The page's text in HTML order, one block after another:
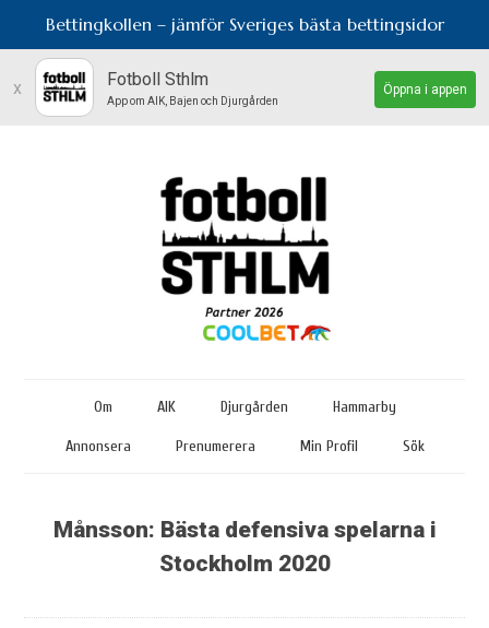
Bettingkollen – jämför Sveriges bästa bettingsidor
x Fotboll Sthlm
App om AIK, Bajen och Djurgården
Öppna i appen
Om AIK Djurgården Hammarby
Annonsera Prenumerera Min Profil Sök
Månsson: Bästa defensiva spelarna i
Stockholm 2020